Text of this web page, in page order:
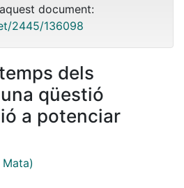
document:
2445/136098
dels
qüestió
a potenciar